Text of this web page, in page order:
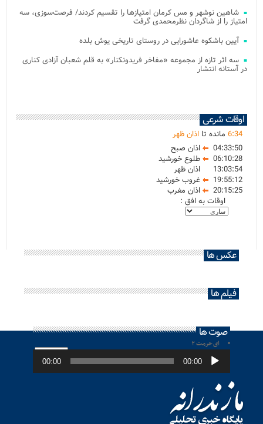
شاهین نوشهر و مس کرمان امتیازها را تقسیم کردند/ فرصت‌سوزی، سه
امتیاز را از شاگردان نظرمحمدی گرفت
آیین باشکوه عاشورایی در روستای تاریخی یوش بلده
سه اثر تازه از مجموعه «مفاخر فریدونکنار» به قلم شعبان آزادی کناری
در آستانه انتشار
اوقات شرعی
6:34 مانده تااذان ظهر
04:33:50
اذان صبح
06:10:28
طلوع خورشید
13:03:54
اذان ظهر
19:55:12
غروب خورشید
20:15:25
اذان مغرب
اوقات به افق :
عکس ها
فیلم ها
صوت ها
ای حرمت ۲
پخش‌کننده
صوت 00:00
00:00